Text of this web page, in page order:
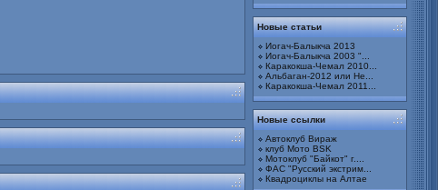
Новые статьи
Иогач-Балыкча 2013
Иогач-Балыкча 2003 "...
Каракокша-Чемал 2010...
Альбаган-2012 или Не...
Каракокша-Чемал 2011...
Новые ссылки
Автоклуб Вираж
клуб Мото BSK
Мотоклуб "Байкот" г....
ФАС "Русский экстрим...
Квадроциклы на Алтае